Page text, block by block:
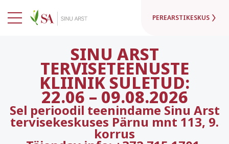
PEREARSTIKESKUS
SINU ARST
TERVISETEENUSTE
KLIINIK SULETUD:
22.06 – 09.08.2026
Sel perioodil teenindame Sinu Arst
tervisekeskuses Pärnu mnt 113, 9.
korrus